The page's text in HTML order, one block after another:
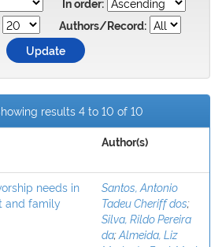
In order:
Authors/Record:
results 4 to 10 of 10
Author(s)
needs in
and family
Santos, Antonio
Tadeu Cheriff dos;
Silva, Rildo Pereira
da;Almeida, Liz